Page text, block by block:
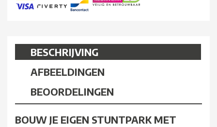
BESCHRIJVING
AFBEELDINGEN
BEOORDELINGEN
BOUW JE EIGEN STUNTPARK MET